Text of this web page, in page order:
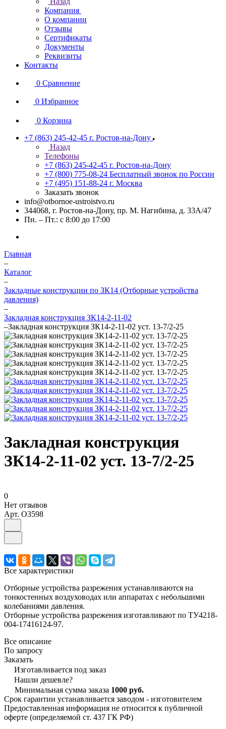
Компания
О компании
Отзывы
Сертификаты
Документы
Реквизиты
Контакты
0 Сравнение
0 Избранное
0 Корзина
+7 (863) 245-42-45 г. Ростов-на-Дону
Назад
Телефоны
+7 (863) 245-42-45 г. Ростов-на-Дону
+7 (800) 775-08-24 Бесплатный звонок по России
+7 (495) 151-88-24 г. Москва
Заказать звонок
info@otbornoe-ustroistvo.ru
344068, г. Ростов-на-Дону, пр. М. Нагибина, д. 33А/47
Пн. – Пт.: с 8:00 до 17:00
Главная
–
Каталог
–
Закладные конструкции по ЗК14 (Отборные устройства
давления)
–
Закладная конструкция ЗК14-2-11-02
–Закладная конструкция ЗК14-2-11-02 уст. 13-7/2-25
Закладная конструкция
ЗК14-2-11-02 уст. 13-7/2-25
0
Нет отзывов
Арт. O3598
Все характеристики
Отборные устройства разрежения устанавливаются на
тонкостенных воздуховодах или аппаратах с небольшими
колебаниями давления.
Отборные устройства разрежения изготавливают по ТУ4218-
004-17416124-97.
Все описание
По запросу
Заказать
Изготавливается под заказ
Нашли дешевле?
Минимальная сумма заказа 1000 руб.
Срок гарантии устанавливается заводом - изготовителем
Предоставленная информация не относится к публичной
оферте (определяемой ст. 437 ГК РФ)